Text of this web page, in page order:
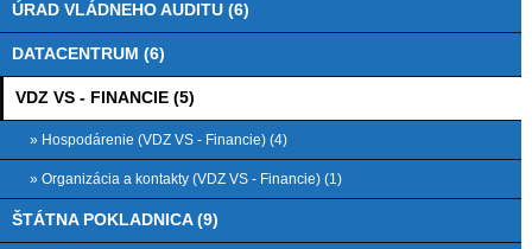
ÚRAD VLÁDNEHO AUDITU (6)
DATACENTRUM (6)
VDZ VS - FINANCIE (5)
» Hospodárenie (VDZ VS - Financie) (4)
» Organizácia a kontakty (VDZ VS - Financie) (1)
ŠTÁTNA POKLADNICA (9)